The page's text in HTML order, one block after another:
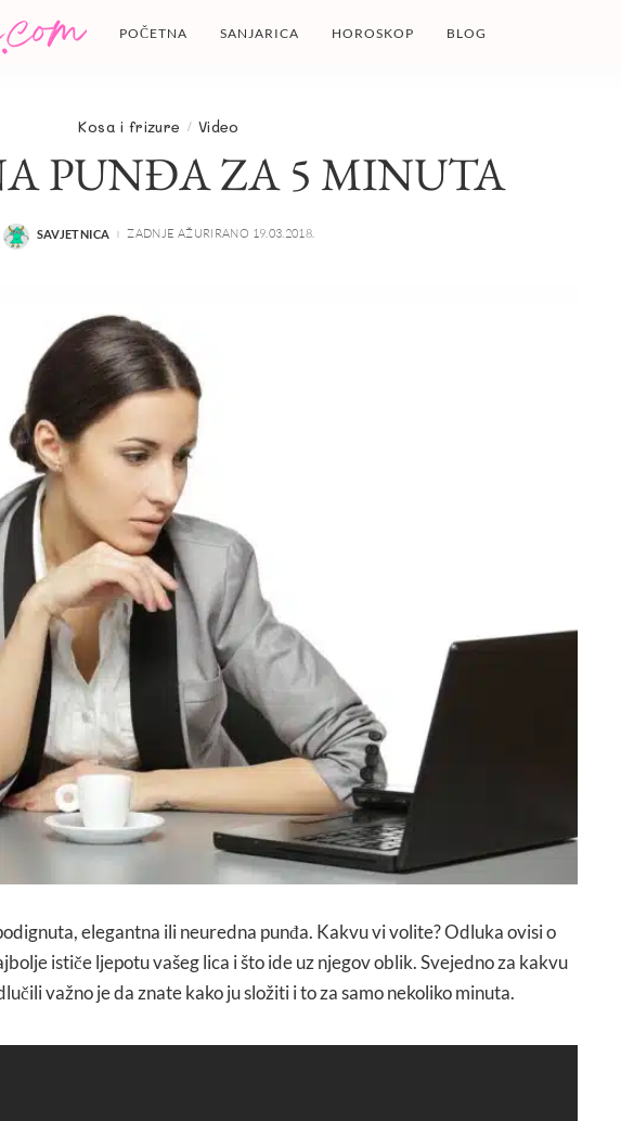
POČETNA SANJARICA HOROSKOP BLOG
Kosa i frizure Video
PUNĐA ZA 5 MINUTA
POSTED
SAVJETNICA ZADNJE AŽURIRANO 19.03.2018.
elegantna ili neuredna punđa. Kakvu vi volite? Odluka ovisi o
ističe ljepotu vašeg lica i što ide uz njegov oblik. Svejedno za kakvu
važno je da znate kako ju složiti i to za samo nekoliko minuta.